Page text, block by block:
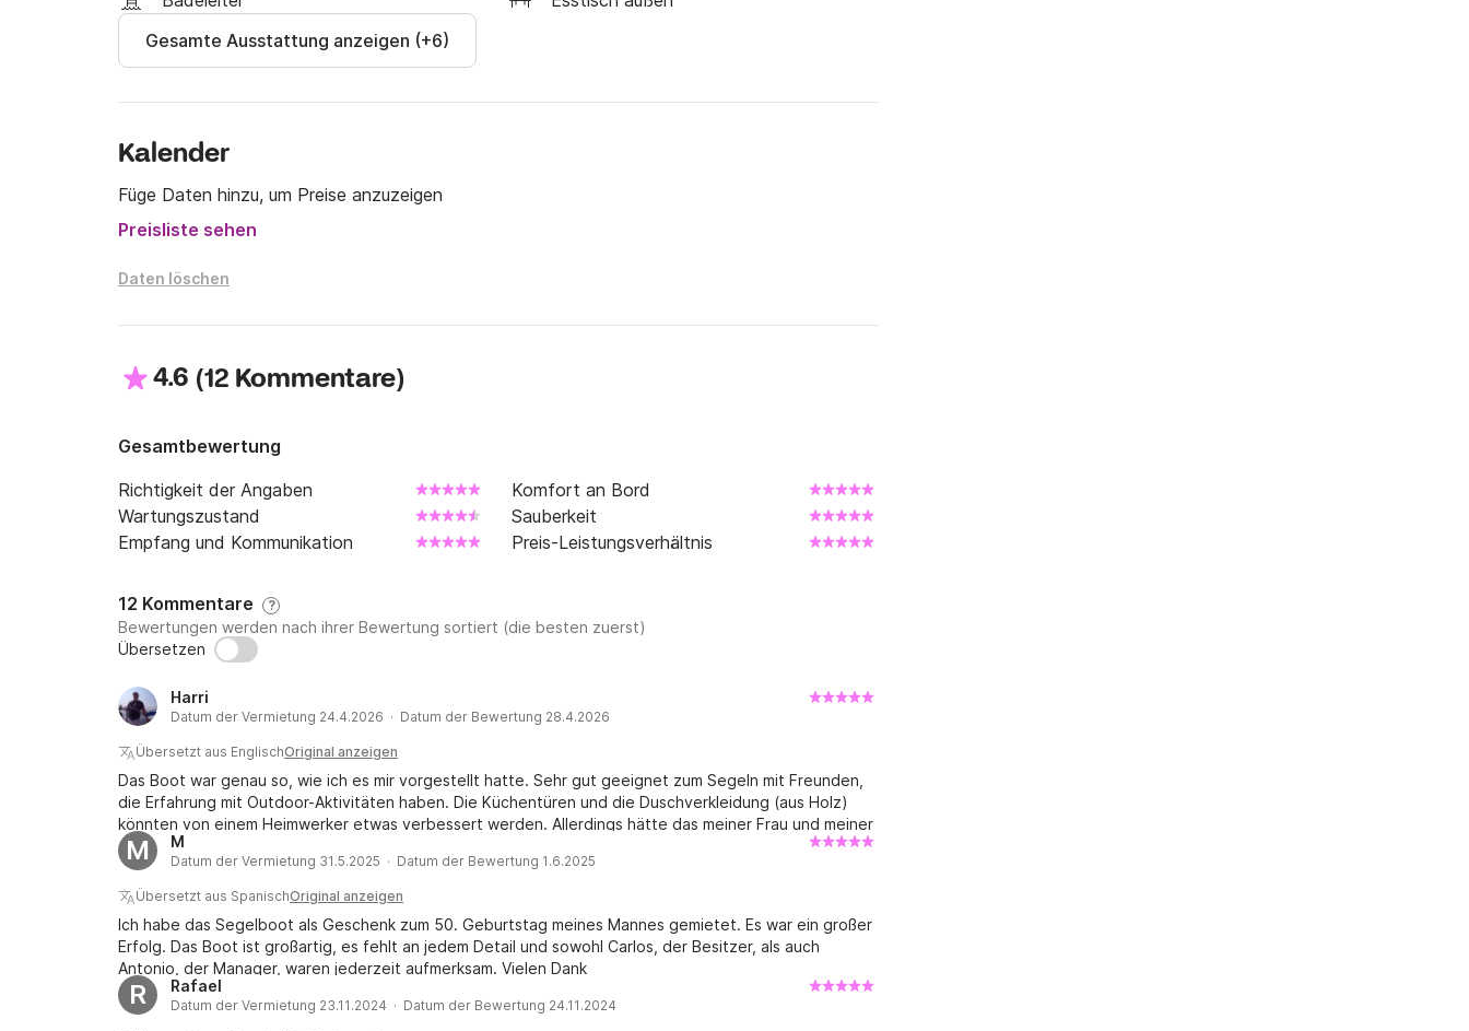
Gesamte Ausstattung anzeigen (+6)
Kalender
Füge Daten hinzu, um Preise anzuzeigen
Preisliste sehen
Daten löschen
4.6 (12 Kommentare)
Gesamtbewertung
Richtigkeit der Angaben
Komfort an Bord
Wartungszustand
Sauberkeit
Empfang und Kommunikation
Preis-Leistungsverhältnis
12 Kommentare ?
Bewertungen werden nach ihrer Bewertung sortiert (die besten zuerst)
Übersetzen
Harri
Datum der Vermietung 24.4.2026 · Datum der Bewertung 28.4.2026
Übersetzt aus EnglischOriginal anzeigen
Das Boot war genau so, wie ich es mir vorgestellt hatte. Sehr gut geeignet zum Segeln mit Freunden,
die Erfahrung mit Outdoor-Aktivitäten haben. Die Küchentüren und die Duschverkleidung (aus Holz)
könnten von einem Heimwerker etwas verbessert werden. Allerdings hätte das meiner Frau und meiner
Tochter wahrscheinlich aufgefallen. Wir drei Männer hatten keinerlei Probleme. Vielen Dank, Carlos! Ich
werde dieses Boot ganz sicher wieder mieten, da ich hier in Benalmádena ein Ferienhaus habe und
jedes Jahr von Dezember bis Mai die Sonne genieße.
M M
Datum der Vermietung 31.5.2025 · Datum der Bewertung 1.6.2025
Übersetzt aus SpanischOriginal anzeigen
Ich habe das Segelboot als Geschenk zum 50. Geburtstag meines Mannes gemietet. Es war ein großer
Erfolg. Das Boot ist großartig, es fehlt an jedem Detail und sowohl Carlos, der Besitzer, als auch
Antonio, der Manager, waren jederzeit aufmerksam. Vielen Dank
R Rafael
Datum der Vermietung 23.11.2024 · Datum der Bewertung 24.11.2024